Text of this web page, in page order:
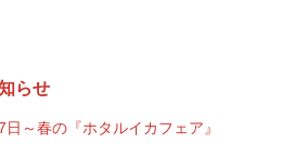
らせ
～春の『ホタルイカフェア』